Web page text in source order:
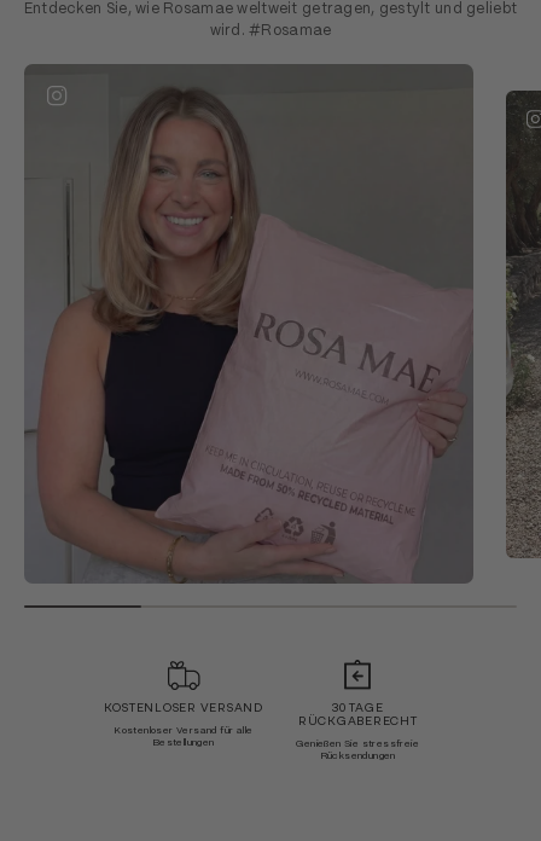
Entdecken Sie, wie Rosamae weltweit getragen, gestylt und geliebt
wird. #Rosamae
KOSTENLOSER VERSAND
Kostenloser Versand für alle
Bestellungen
30 TAGE
RÜCKGABERECHT
Genießen Sie stressfreie
Rücksendungen